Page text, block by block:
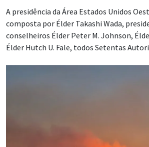
A presidência da Área Estados Unidos
composta por Élder Takashi Wada,
conselheiros Élder Peter M. Johnson,
Élder Hutch U. Fale, todos Setentas